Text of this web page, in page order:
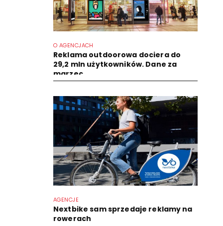
O AGENCJACH
Reklama outdoorowa dociera do
29,2 mln użytkowników. Dane za
marzec
AGENCJE
Nextbike sam sprzedaje reklamy na
rowerach